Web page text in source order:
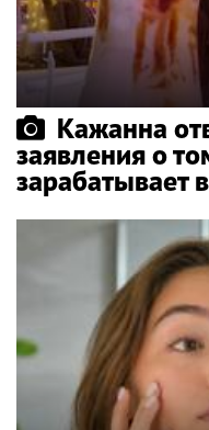
Кажанна
заявления о
зарабатывает